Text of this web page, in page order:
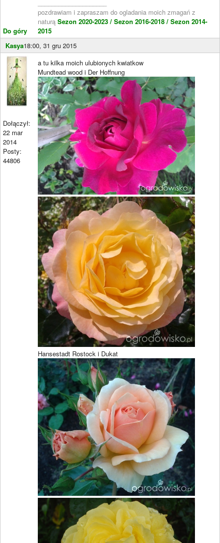
Do góry
pozdrawiam i zapraszam do ogladania moich zmagań z
naturą Sezon 2020-2023 / Sezon 2016-2018 / Sezon 2014-
2015
Kasya18:00, 31 gru 2015
Dołączył:
22 mar
2014
Posty:
44806
a tu kilka moich ulubionych kwiatkow
Mundtead wood i Der Hoffnung
Hansestadt Rostock i Dukat